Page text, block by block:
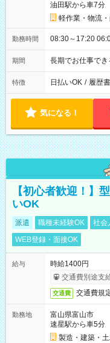
油田駅から車7分
軽作業・物流
勤務時間 08:30～17:20
期間 長期でお仕事でき
特徴 日払いOK / 履歴
気になる！
【初心者歓迎！】
いOK
派遣 職種未経験OK 社会
WEB登録・面接OK
給与
時給1400円
交通費別途支
交通費 交通費規
勤務地
富山県富山市
速星駅から車5分
製造・建築・